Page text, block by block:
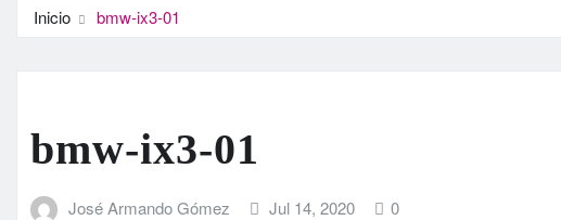
Inicio bmw-ix3-01
bmw-ix3-01
José Armando Gómez Jul 14, 2020 0